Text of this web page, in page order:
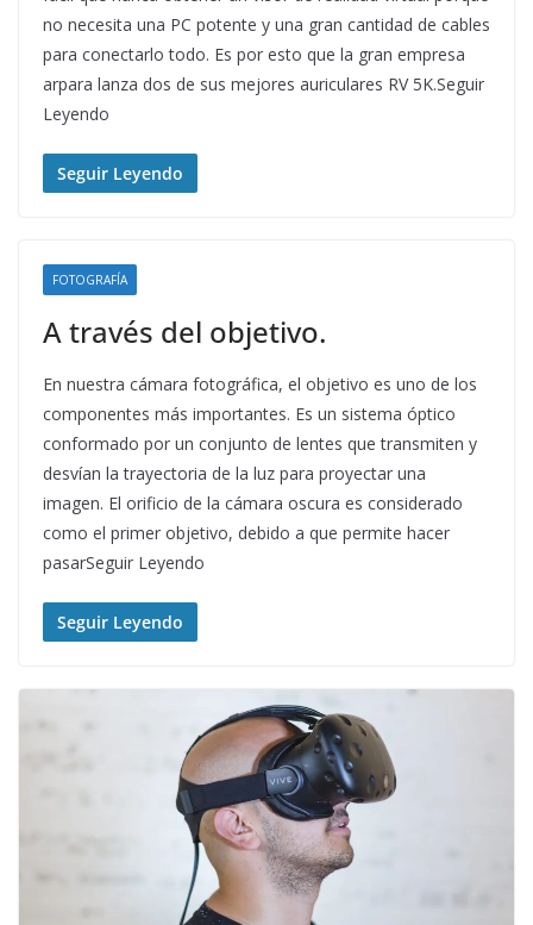
no necesita una PC potente y una gran cantidad de cables
para conectarlo todo. Es por esto que la gran empresa
arpara lanza dos de sus mejores auriculares RV 5K.Seguir
Leyendo
Seguir Leyendo
FOTOGRAFÍA
A través del objetivo.
En nuestra cámara fotográfica, el objetivo es uno de los
componentes más importantes. Es un sistema óptico
conformado por un conjunto de lentes que transmiten y
desvían la trayectoria de la luz para proyectar una
imagen. El orificio de la cámara oscura es considerado
como el primer objetivo, debido a que permite hacer
pasarSeguir Leyendo
Seguir Leyendo